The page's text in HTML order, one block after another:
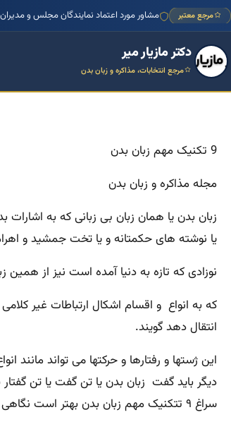
مرجع معتبر مشاور مورد اعتماد نمایندگان مجلس و
دکتر مازیار میر
مرجع انتخابات، مذاکره و زبان بدن
9 تکنیک مهم زبان بدن
مجله مذاکره و زبان بدن
زبان بدن یا همان زبان بی زبانی که به اشارات
یا نوشته های حکمتانه و یا تخت جمشید و
نوزادی که تازه به دنیا آمده است نیز از
که به انواع و اقسام اشکال ارتباطات غیر
انتقال دهد گویند.
این ژستها و رفتارها و حرکتها می تواند
دیگر باید گفت زبان بدن یا تن گفت یا تن
سراغ ۹ تتکنیک مهم زبان بدن بهتر است نگاهی اجمالی به اشارات زبان بدن هم در فرهنگ های مختلف داشته باشیم.